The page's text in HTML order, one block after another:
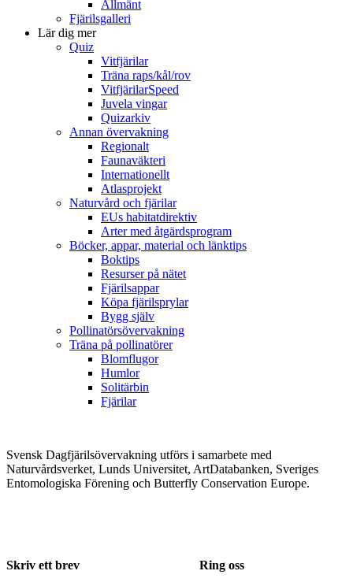
Allmänt
Fjärilsgalleri
Lär dig mer
Quiz
Vitfjärilar
Träna raps/kål/rov
VitfjärilarSpeed
Juvela vingar
Quizarkiv
Annan övervakning
Regionalt
Faunaväkteri
Internationellt
Atlasprojekt
Naturvård och fjärilar
EUs habitatdirektiv
Arter med åtgärdsprogram
Böcker, appar, material och länktips
Boktips
Resurser på nätet
Fjärilsappar
Köpa fjärilsprylar
Bygg själv
Pollinatörsövervakning
Träna på pollinatörer
Blomflugor
Humlor
Solitärbin
Fjärilar
Svensk Dagfjärilsövervakning utförs i samarbete med
Naturvårdsverket, Lunds Universitet, ArtDatabanken, Sveriges
Entomologiska Förening och Butterfly Conservation Europe.
Skriv ett brev Ring oss